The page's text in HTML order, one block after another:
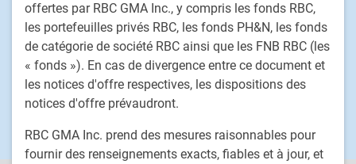
offertes par RBC GMA Inc., y compris les fonds RBC,
les portefeuilles privés RBC, les fonds PH&N, les fonds
de catégorie de société RBC ainsi que les FNB RBC (les
« fonds »). En cas de divergence entre ce document et
les notices d'offre respectives, les dispositions des
notices d'offre prévaudront.
RBC GMA Inc. prend des mesures raisonnables pour
fournir des renseignements exacts, fiables et à jour, et
PH&N Institutionnel
À propos de nous
Investissement responsable
Nous joindre
Carrières